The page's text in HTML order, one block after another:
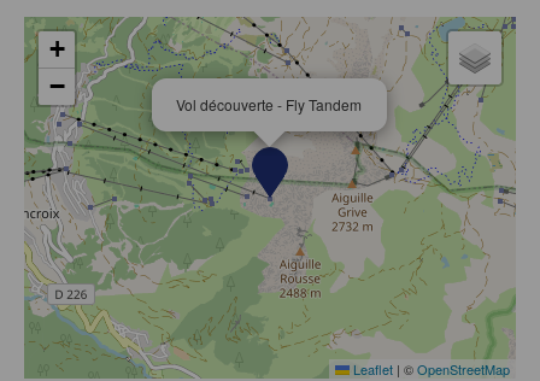
Vol découverte - Fly Tandem
+
−
Leaflet | ©OpenStreetMap